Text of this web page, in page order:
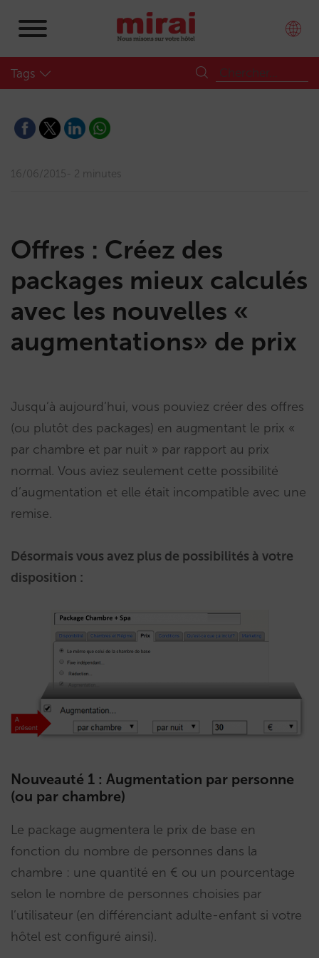
Tags
16/06/2015 2 minutes
​Offres : Créez des
packages mieux calculés
avec les nouvelles «
augmentations» de prix
Jusqu’à aujourd’hui, vous pouviez créer des offres
(ou plutôt des packages) en augmentant le prix «
par chambre et par nuit » par rapport au prix
normal. Vous aviez seulement cette possibilité
d’augmentation et elle était incompatible avec une
remise.
Désormais vous avez plus de possibilités à votre
disposition : ​​
Nouveauté 1 : Augmentation par personne
(ou par chambre)
Le package augmentera le prix de base en
fonction du nombre de personnes dans la
chambre : une quantité en € ou un pourcentage
selon le nombre de personnes choisies par
l’utilisateur (en différenciant adulte-enfant si votre
hôtel est configuré ainsi).